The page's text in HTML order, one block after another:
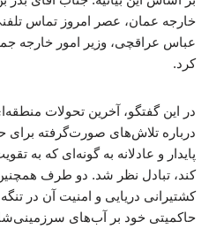
خارجه عمان، عصر امروز تماس
عباس عراقچی، وزیر امور خارجه
کرد.
در این گفتگو، آخرین تحولات
درباره تلاش‌های صورت‌گرفته برای
پایدار و عادلانه به گونه‌ای که به
کند، تبادل نظر شد. دو طرف
کشتیرانی دریایی و امنیت آن در
حاکمیتی خود بر آب‌های